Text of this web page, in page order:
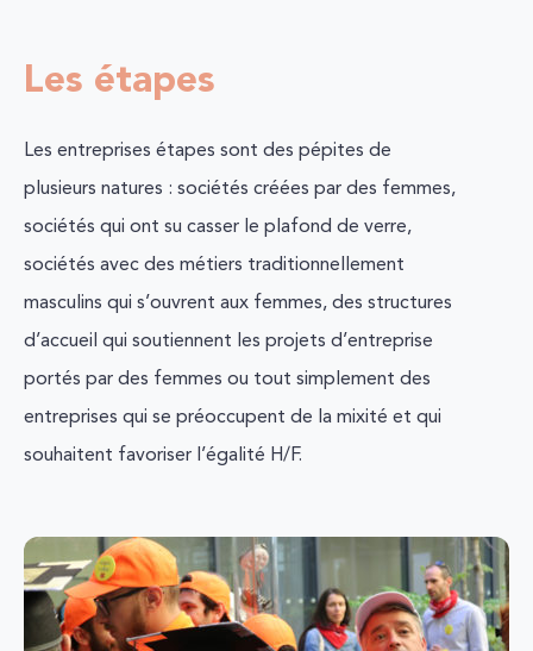
Les étapes
Les entreprises étapes sont des pépites de
plusieurs natures : sociétés créées par des femmes,
sociétés qui ont su casser le plafond de verre,
sociétés avec des métiers traditionnellement
masculins qui s’ouvrent aux femmes, des structures
d’accueil qui soutiennent les projets d’entreprise
portés par des femmes ou tout simplement des
entreprises qui se préoccupent de la mixité et qui
souhaitent favoriser l’égalité H/F.